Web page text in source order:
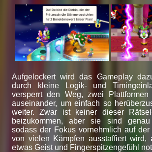
Aufgelockert wird das Gameplay
durch kleine Logik- und
versperrt den Weg, zwei
auseinander, um einfach so
weiter. Zwar ist keiner dieser
beizukommen, aber sie sind
sodass der Fokus vornehmlich auf
von vielen Kämpfen ausstaffiert wird,
etwas Geist und Fingerspitzengefühl